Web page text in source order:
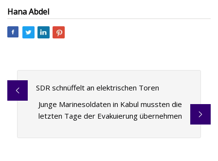
Hana Abdel
SDR schnüffelt an elektrischen Toren
Junge Marinesoldaten in Kabul mussten die
letzten Tage der Evakuierung übernehmen